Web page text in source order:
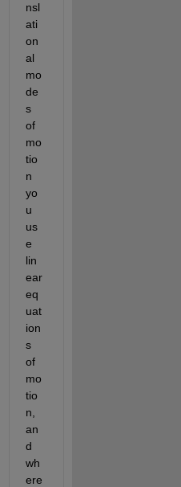
nsl
ati
on
al
mo
de
s
of
mo
tio
n
yo
u
us
e
lin
ear
eq
uat
ion
s
of
mo
tio
n,
an
d
wh
ere